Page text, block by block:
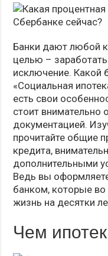
Банки дают любой
целью –
исключение. Какой
«Социальная
есть свои
стоит внимательно
документацией.
прочитайте общие
кредита,
дополнительными
Ведь вы
банком, которые
жизнь на десятки
Чем